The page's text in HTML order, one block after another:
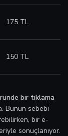
175 TL
150 TL
bir tıklama
Bunun sebebi
bir e-
sonuçlanıyor.